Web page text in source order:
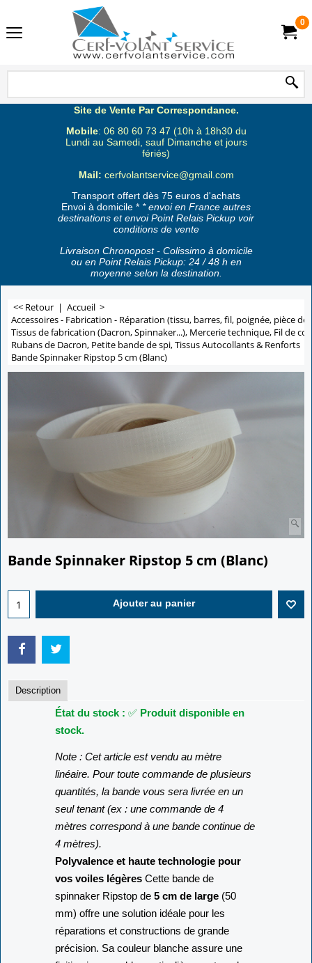
0
Site de Vente Par Correspondance.
Mobile: 06 80 60 73 47 (10h à 18h30 du
Lundi au Samedi, sauf Dimanche et jours
fériés)
Mail: cerfvolantservice@gmail.com
Transport offert dès 75 euros d'achats
Envoi à domicile * * envoi en France autres
destinations et envoi Point Relais Pickup voir
conditions de vente
Livraison Chronopost - Colissimo à domicile
ou en Point Relais Pickup: 24 / 48 h en
moyenne selon la destination.
<< Retour | Accueil >
Accessoires - Fabrication - Réparation (tissu, barres, fil, poignée, pièce de
Tissus de fabrication (Dacron, Spinnaker...), Mercerie technique, Fil de
Rubans de Dacron, Petite bande de spi, Tissus Autocollants & Renforts
Bande Spinnaker Ripstop 5 cm (Blanc)
Bande Spinnaker Ripstop 5 cm (Blanc)
Description
État du stock :
stock.
Note : Cet article est vendu au mètre
linéaire. Pour toute commande de plusieurs
quantités, la bande vous sera livrée en un
seul tenant (ex : une commande de 4
mètres correspond à une bande continue de
4 mètres).
Polyvalence et haute technologie pour
vos voiles légèresCette bande de
spinnaker Ripstop de5 cm de large(50
mm) offre une solution idéale pour les
réparations et constructions de grande